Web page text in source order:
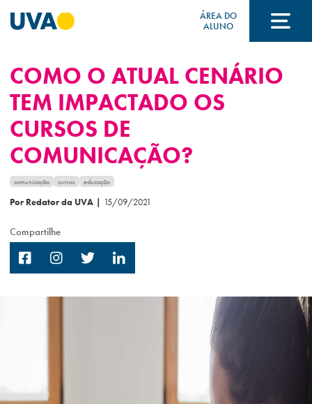
ÁREA DO
ALUNO
A UVA
CURSOS
FORMAS DE INGRESSO
FINANCIAMENTO E BOLSAS
Conclua sua Matrícula
COMO O ATUAL CENÁRIO
TEM IMPACTADO OS
CURSOS DE
COMUNICAÇÃO?
comunicação cursos educação
Por Redator da UVA | 15/09/2021
Compartilhe